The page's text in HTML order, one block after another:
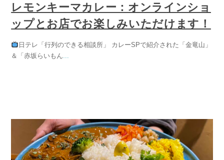
レモンキーマカレー：オンラインショ
ップとお店でお楽しみいただけます！
日テレ「行列のできる相談所」 カレーSPで紹介された「金竜山」
＆「赤坂らいもん